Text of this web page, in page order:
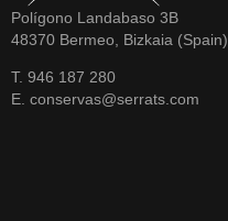
Polígono Landabaso 3B
48370 Bermeo, Bizkaia (Spain)
T. 946 187 280
E. conservas@serrats.com